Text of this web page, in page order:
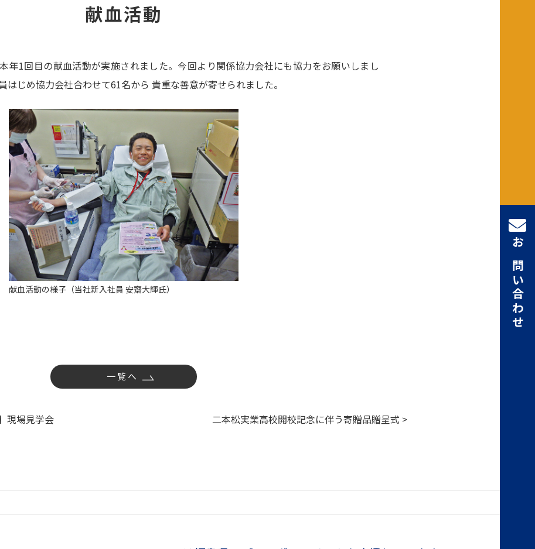
お問い合わせ
献血活動
年1回目の献血活動が実施されました。今回より関係協力会社にも協力をお願いしまし
はじめ協力会社合わせて61名から 貴重な善意が寄せられました。
献血活動の様子（当社新入社員 安齋大輝氏）
一覧へ
現場見学会 二本松実業高校開校記念に伴う寄贈品贈呈式 >